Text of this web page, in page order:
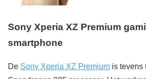
Sony Xperia XZ Premium
smartphone
De Sony Xperia XZ Premium is tevens